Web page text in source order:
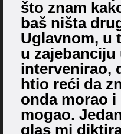
što znam
baš ništa
Uglavnom, u
u
intervenirao,
htio reći da
onda morao
mogao.
glas mi